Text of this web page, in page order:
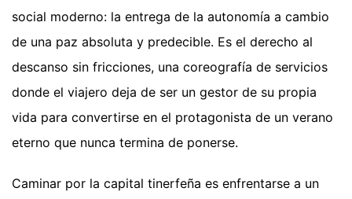
social moderno: la entrega de la autonomía a cambio
de una paz absoluta y predecible. Es el derecho al
descanso sin fricciones, una coreografía de servicios
donde el viajero deja de ser un gestor de su propia
vida para convertirse en el protagonista de un verano
eterno que nunca termina de ponerse.
Caminar por la capital tinerfeña es enfrentarse a un